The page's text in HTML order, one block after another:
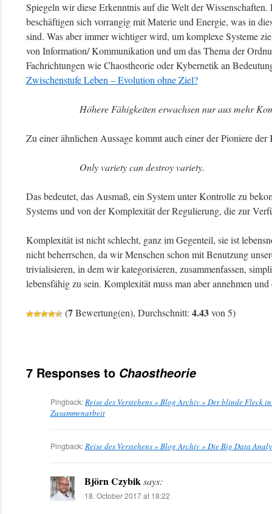
Spiegeln wir diese Erkenntnis auf die Welt der
beschäftigen sich vorrangig mit Materie und Energie, was in
sind. Was aber immer wichtiger wird, um komplexe Systeme
von Information/ Kommunikation und um das Thema der
Fachrichtungen wie Chaostheorie oder Kybernetik an
Zwischenstufe Leben – Evolution ohne Ziel?
Höhere Fähigkeiten erwachsen nur aus mehr
Zu einer ähnlichen Aussage kommt auch einer der Pioniere
Only variety can destroy variety.
Das bedeutet, das Ausmaß, ein System unter Kontrolle zu
Systems und von der Komplexität der Regulierung, die zur
Komplexität ist nicht schlecht, ganz im Gegenteil, sie ist
nicht beherrschen, da wir Menschen schon mit Benutzung
trivialisieren, in dem wir kategorisieren, zusammenfassen,
lebensfähig zu sein. Komplexität muss man aber annehmen
(7Bewertung(en), Durchschnitt: 4.43von 5)
7 Responses to Chaostheorie
Pingback:Reise des Verstehens » Blog Archiv » Der blinde Fleck
Zusammenarbeit
Pingback:Reise des Verstehens » Blog Archiv » Die Big Data
Björn Czybik says:
18. October 2017 at 18:22